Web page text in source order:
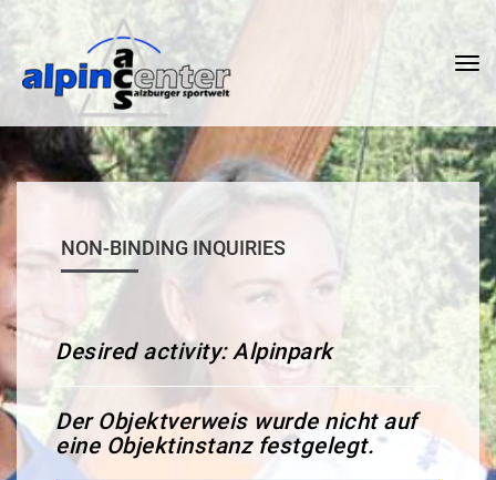
NON-BINDING INQUIRIES
Desired activity: Alpinpark
Der Objektverweis wurde nicht auf
eine Objektinstanz festgelegt.